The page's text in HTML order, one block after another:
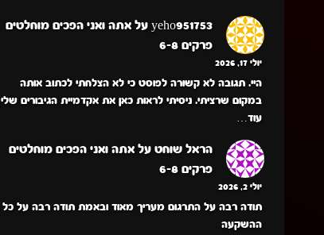
yeho951753 עלאתה ואני הפכים מוחלטים
פרקים 6-8
יולי 17, 2026
היי. תגובה לא קשורה לפוסט כי לא הצלחתי לכתוב אותה
במקום שרציתי. ניסיתי לראות כאן את אקדמיית הגיבורים שלי
עוד…
הראל שוחט עלאתה ואני הפכים מוחלטים
פרקים 6-8
יולי 2, 2026
תודה רבה על התרגום מעריך מאוד ובאמת תודה רבה על כל
ההשקעה